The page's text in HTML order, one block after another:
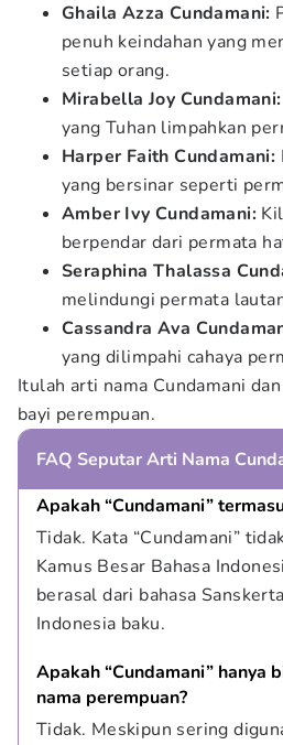
Ghaila Azza Cundamani:
penuh keindahan yang
setiap orang.
Mirabella Joy Cundamani:
yang Tuhan limpahkan
Harper Faith Cundamani:
yang bersinar seperti
Amber Ivy Cundamani:
berpendar dari permata
Seraphina Thalassa
melindungi permata
Cassandra Ava
yang dilimpahi cahaya
Itulah arti nama Cundamani
bayi perempuan.
FAQ Seputar Arti Nama
Apakah “Cundamani”
Tidak. Kata “Cundamani”
Kamus Besar Bahasa
berasal dari bahasa
Indonesia baku.
Apakah “Cundamani” hanya
nama perempuan?
Tidak. Meskipun sering